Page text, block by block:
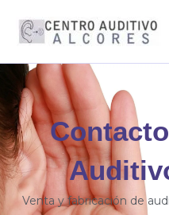
Venta y fabricación de